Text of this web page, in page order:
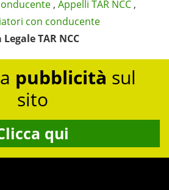
, Appelli TAR NCC ,
con conducente
TAR NCC
pubblicità sul
sito
qui